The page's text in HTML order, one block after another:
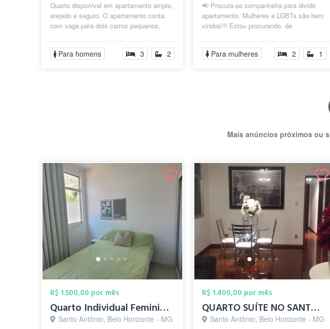
Quarto disponível em apartamento amplo,
arejado e seguro. O apartamento conta
com vaga para dois carros pequenos,
Para homens 3 2
📢 Procura-se companheira para dividir
apartamento. Mulheres e LGBTs são bem
vindos!!! Estou procurando, de
apar...
Para mulheres 2 1
Mais anúncios próximos ou
R$ 1.500,00 por mês
Quarto Individual Feminino SAVASSI
Santo Antônio, Belo Horizonte - MG
R$ 1.400,00 por mês
QUARTO SUÍTE NO SANTO ANTÔNIO
Santo Antônio, Belo Horizonte - MG